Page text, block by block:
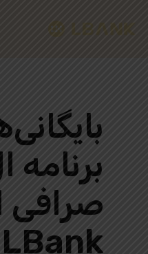
برنامه
صرافی
LBank